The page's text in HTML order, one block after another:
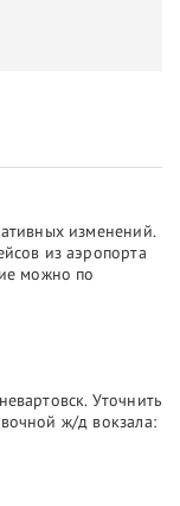
изменений.
из аэропорта
можно по
Уточнить
ж/д вокзала: